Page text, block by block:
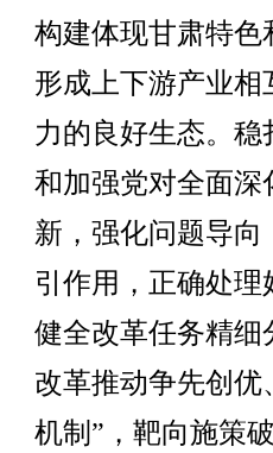
构建体现甘肃特色
形成上下游产业
力的良好生态。
和加强党对全面深
新，强化问题导
引作用，正确处
健全改革任务精细
改革推动争先创优
机制”，靶向施策